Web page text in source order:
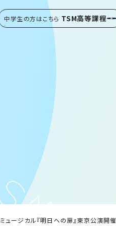
中学生の方はこちら TSM高等課程
ュージカル『明日への扉』東京公演